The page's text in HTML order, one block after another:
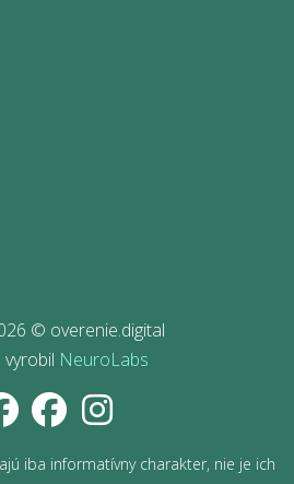
© overenie.digital
vyrobil NeuroLabs
iba informatívny charakter, nie je ich